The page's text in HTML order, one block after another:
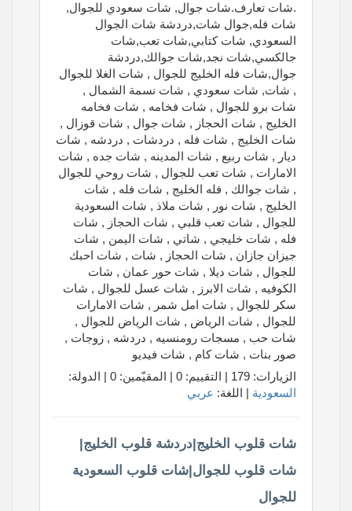
.شات تعارف.شات جوال, شات سعودي للجوال,
شات فله,جوال شات,دردشة شات الجوال
السعودي, شات كتابي,شات تعب,شات
جالكسي,شات نجد,شات جوالك,دردشة
جوال,شات فله الخليج للجوال , شات الغلا للجوال
, شات, شات سعودي , شات نسمة الشمال ,
شات برو للجوال , شات فخامه , شات فخامه
الخليج , شات الحجاز , شات جوال , شات قوزال ,
شات الخليج , شات فله , دردشات , دردشه , شات
ديار , شات ربيع , شات المدينه , شات جده , شات
الامارات , شات تعب للجوال , شات روحي للجوال
, شات جوالك , فله الخليج , شات فله , شات
الخليج , شات نور , شات ملاذ , شات السعودية
للجوال , شات تعب قلبي , شات الحجاز , شات
فله , شات خليجي , شاتي , شات اليمن , شات
جيزان جازان , شات الحجاز , شات , شات احبك
للجوال , شات ديلا , شات حور عمان , شات
الكوفيه , شات الابرز , شات عسل للجوال , شات
سكر للجوال , شات امل شمر , شات الامارات
للجوال , شات الرياض , شات الرياض للجوال ,
شات حب , مسجات رومنسيه , دردشه , زوجات ,
صور بنات , شات كام , شات فيديو
الزيارات: 179 | التقييم: 0 | المقيّمين: 0 | الدولة:
السعودية | اللغة: عربي
شات قلوب الخليج|دردشة قلوب الخليج|
شات قلوب للجوال|شات قلوب السعودية
للجوال